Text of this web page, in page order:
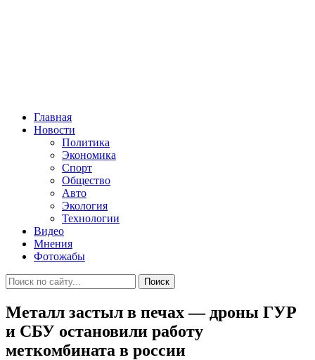
Главная
Новости
Политика
Экономика
Спорт
Общество
Авто
Экология
Технологии
Видео
Мнения
Фотожабы
Поиск
Металл застыл в печах — дроны ГУР
и СБУ остановили работу
меткомбината в россии